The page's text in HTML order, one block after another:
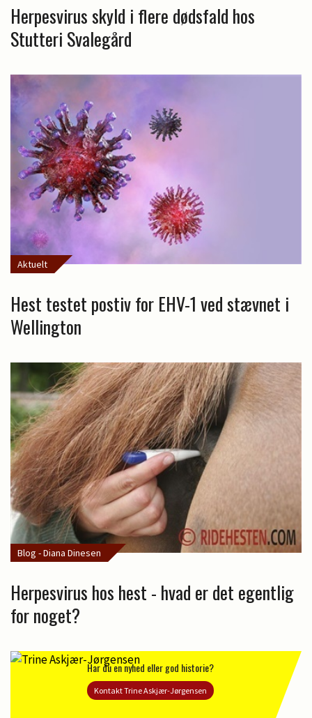
Herpesvirus skyld i flere dødsfald hos
Stutteri Svalegård
Aktuelt
Hest testet postiv for EHV-1 ved stævnet i
Wellington
Blog - Diana Dinesen
Herpesvirus hos hest - hvad er det egentlig
for noget?
Har du en nyhed eller god historie?
Kontakt Trine Askjær-Jørgensen